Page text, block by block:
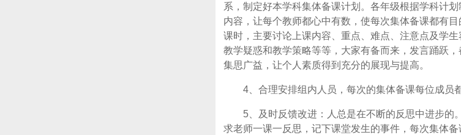
系，制定好本学科集体备课计划。各年级根据学科计
内容，让每个教师都心中有数，使每次集体备课都有
课时，主要讨论上课内容、重点、难点、注意点及学
教学疑惑和教学策略等等，大家有备而来，发言踊跃，
集思广益，让个人素质得到充分的展现与提高。
4、合理安排组内人员，每次的集体备课每位成员
5、及时反馈改进：人总是在不断的反思中进步的
求老师一课一反思，记下课堂发生的事件，每次集体